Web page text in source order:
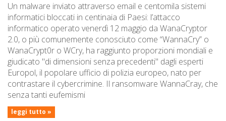
Un malware inviato attraverso email e centomila sistemi
informatici bloccati in centinaia di Paesi: l’attacco
informatico operato venerdì 12 maggio da WanaCryptor
2.0, o più comunemente conosciuto come “WannaCry” o
WanaCrypt0r o WCry, ha raggiunto proporzioni mondiali e
giudicato "di dimensioni senza precedenti" dagli esperti
Europol, il popolare ufficio di polizia europeo, nato per
contrastare il cybercrimine. Il ransomware WannaCray, che
senza tanti eufemismi
leggi tutto »